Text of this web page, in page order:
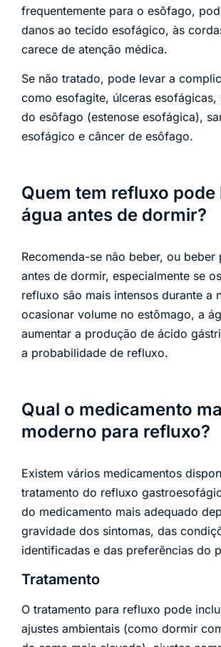
frequentemente para o esôfago,
danos ao tecido esofágico, às
carece de atenção médica.
Se não tratado, pode levar a
como esofagite, úlceras esofágicas,
do esôfago (estenose esofágica),
esofágico e câncer de esôfago.
Quem tem refluxo pode
água antes de dormir?
Recomenda-se não beber, ou beber
antes de dormir, especialmente se
refluxo são mais intensos durante a
ocasionar volume no estômago, a
aumentar a produção de ácido
a probabilidade de refluxo.
Qual o medicamento
moderno para refluxo?
Existem vários medicamentos
tratamento do refluxo
do medicamento mais adequado
gravidade dos sintomas, das
identificadas e das preferências do
Tratamento
O tratamento para refluxo pode
ajustes ambientais (como dormir